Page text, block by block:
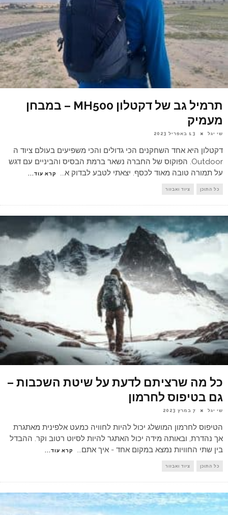
תרמיל גב של דקטלון MH500 – במבחן
מעמיק
שי יגל 13 באפריל 2023
דקטלון היא אחד השחקנים הכי גדולים והכי משפיעים בעולם ציוד ה
Outdoor. הפוקוס של החברה נשאר ברמת הבסיס והביניים עם דגש
על תמורה טובה מאוד לכסף. יצאתי לטבע לבדוק א... קרא עוד...
כל התוכן ציוד ואבזור
כל מה שרציתם לדעת על שיטת השכבות –
גם בטיפוס לחרמון
שי יגל 7 במרץ 2023
הטיפוס לחרמון המושלג יכול להיות לחוויה כמעט אלפינית מאתגרת
אך נהדרת, ובאותה מידה יכול האתגר להיות לסיוט רטוב וקר. ההבדל
בין שתי החוויות נמצא במקום אחד - איך אתם... קרא עוד...
כל התוכן ציוד ואבזור